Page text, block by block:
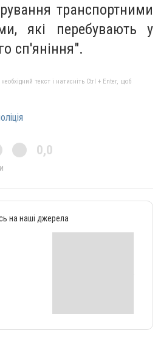
транспортними
які перебувають у
сп'яніння".
текст і натисніть Ctrl + Enter, щоб
0,0
на наші джерела